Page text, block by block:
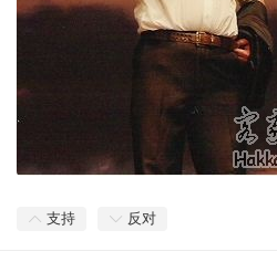
支持 反对